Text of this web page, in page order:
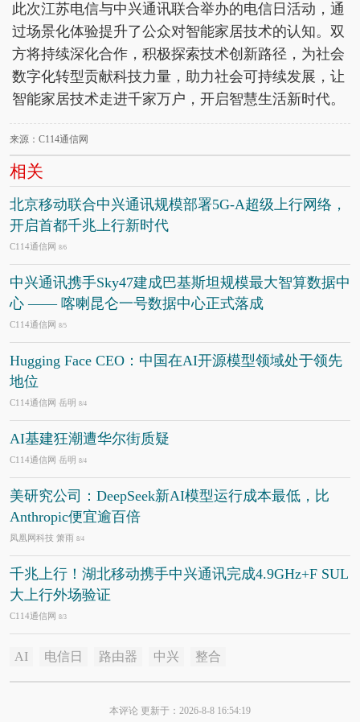
此次江苏电信与中兴通讯联合举办的电信日活动，通
过场景化体验提升了公众对智能家居技术的认知。双
方将持续深化合作，积极探索技术创新路径，为社会
数字化转型贡献科技力量，助力社会可持续发展，让
智能家居技术走进千家万户，开启智慧生活新时代。
来源：C114通信网
相关
北京移动联合中兴通讯规模部署5G-A超级上行网络，
开启首都千兆上行新时代
C114通信网 8/6
中兴通讯携手Sky47建成巴基斯坦规模最大智算数据中
心 —— 喀喇昆仑一号数据中心正式落成
C114通信网 8/5
Hugging Face CEO：中国在AI开源模型领域处于领先
地位
C114通信网 岳明 8/4
AI基建狂潮遭华尔街质疑
C114通信网 岳明 8/4
美研究公司：DeepSeek新AI模型运行成本最低，比
Anthropic便宜逾百倍
凤凰网科技 箫雨 8/4
千兆上行！湖北移动携手中兴通讯完成4.9GHz+F SUL
大上行外场验证
C114通信网 8/3
AI 电信日 路由器 中兴 整合
本评论 更新于：2026-8-8 16:54:19